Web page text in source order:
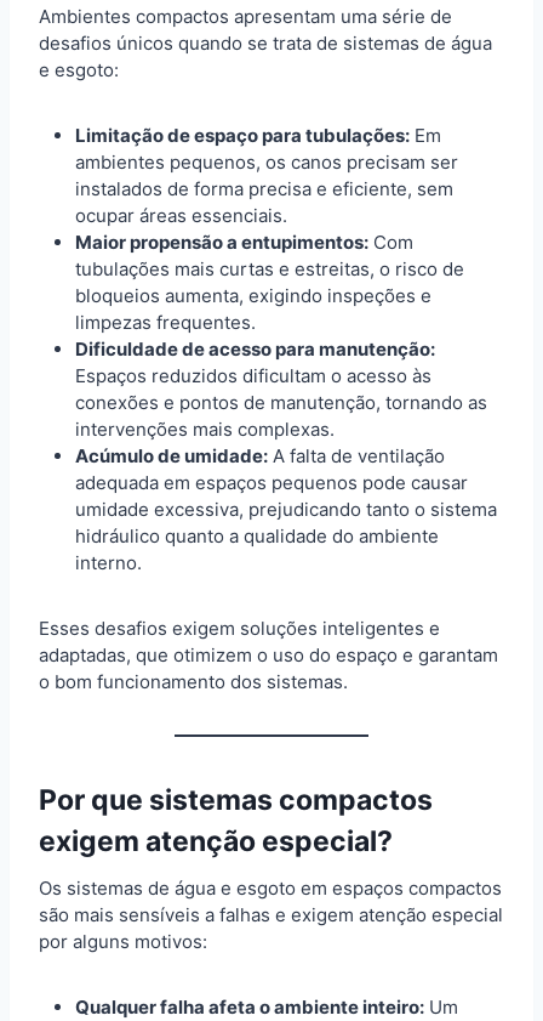
Ambientes compactos apresentam uma série de
desafios únicos quando se trata de sistemas de água
e esgoto:
Limitação de espaço para tubulações: Em
ambientes pequenos, os canos precisam ser
instalados de forma precisa e eficiente, sem
ocupar áreas essenciais.
Maior propensão a entupimentos: Com
tubulações mais curtas e estreitas, o risco de
bloqueios aumenta, exigindo inspeções e
limpezas frequentes.
Dificuldade de acesso para manutenção:
Espaços reduzidos dificultam o acesso às
conexões e pontos de manutenção, tornando as
intervenções mais complexas.
Acúmulo de umidade: A falta de ventilação
adequada em espaços pequenos pode causar
umidade excessiva, prejudicando tanto o sistema
hidráulico quanto a qualidade do ambiente
interno.
Esses desafios exigem soluções inteligentes e
adaptadas, que otimizem o uso do espaço e garantam
o bom funcionamento dos sistemas.
Por que sistemas compactos
exigem atenção especial?
Os sistemas de água e esgoto em espaços compactos
são mais sensíveis a falhas e exigem atenção especial
por alguns motivos:
Qualquer falha afeta o ambiente inteiro: Um